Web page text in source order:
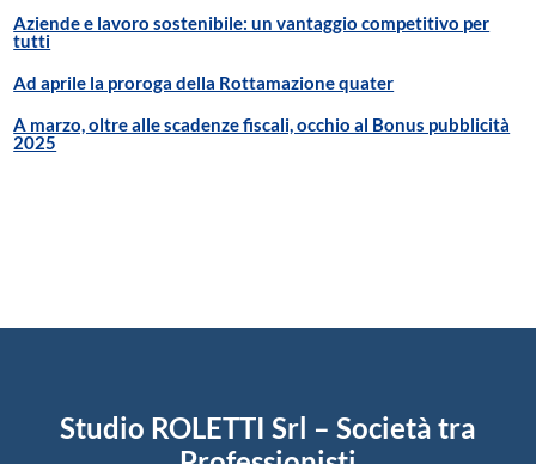
Aziende e lavoro sostenibile: un vantaggio competitivo per
tutti
Ad aprile la proroga della Rottamazione quater
A marzo, oltre alle scadenze fiscali, occhio al Bonus pubblicità
2025
Studio ROLETTI Srl – Società tra